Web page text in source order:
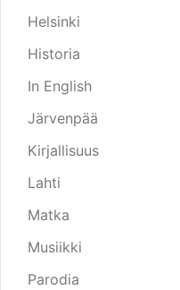
Helsinki
Historia
In English
Järvenpää
Kirjallisuus
Lahti
Matka
Musiikki
Parodia